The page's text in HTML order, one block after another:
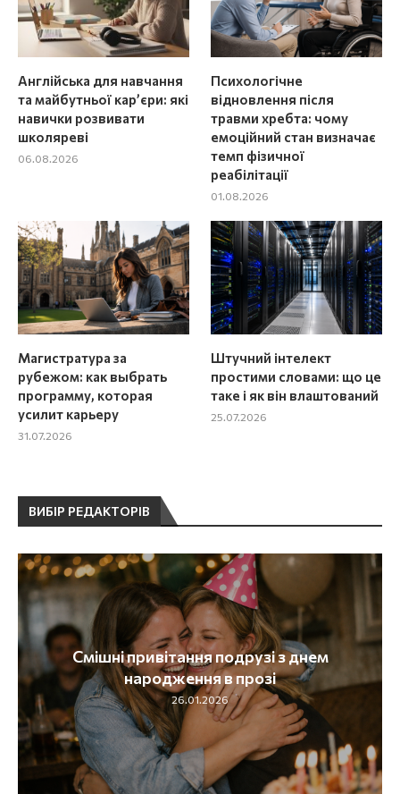
Англійська для навчання
та майбутньої кар’єри: які
навички розвивати
школяреві
06.08.2026
Психологічне
відновлення після
травми хребта: чому
емоційний стан визначає
темп фізичної
реабілітації
01.08.2026
Магистратура за
рубежом: как выбрать
программу, которая
усилит карьеру
31.07.2026
Штучний інтелект
простими словами: що це
таке і як він влаштований
25.07.2026
ВИБІР РЕДАКТОРІВ
Смішні привітання подрузі з днем
народження в прозі
26.01.2026